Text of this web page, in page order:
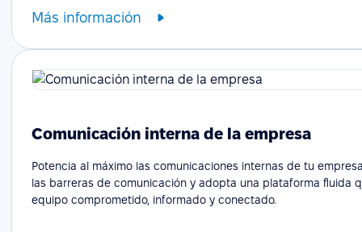
Más información
Comunicación interna de la empresa
Potencia al máximo las comunicaciones internas de tu
las barreras de comunicación y adopta una plataforma fluida
equipo comprometido, informado y conectado.